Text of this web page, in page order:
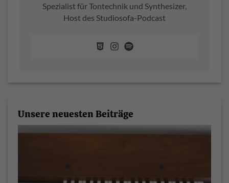
Spezialist für Tontechnik und Synthesizer,
Host des Studiosofa-Podcast
Unsere neuesten Beiträge